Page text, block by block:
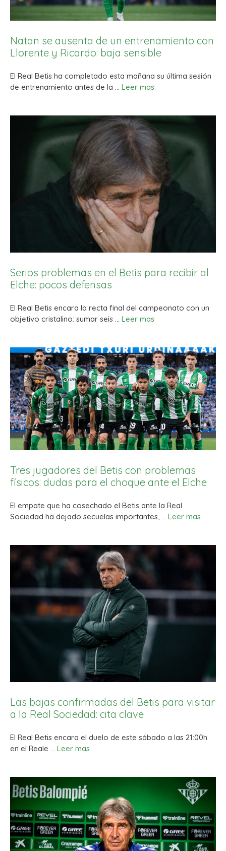
Natan se ausenta de un entrenamiento con
Llorente y Ricardo: baja sensible
El Real Betis ha completado esta mañana su última sesión
de entrenamiento antes de la … Leer mas
Serios problemas en el Betis para recibir al
Elche: pocos defensas
El Real Betis encara la recta final del campeonato con un
objetivo cristalino: sumar seis … Leer mas
Tres jugadores del Betis con problemas
físicos: dudas para el choque ante el Elche
El empate que ha cosechado el Betis ante la Real
Sociedad ha dejado secuelas importantes, … Leer mas
Las bajas confirmadas del Betis para visitar
a la Real Sociedad: cita clave
El Real Betis encara el duelo de este sábado a las 21:00h
en el Reale … Leer mas